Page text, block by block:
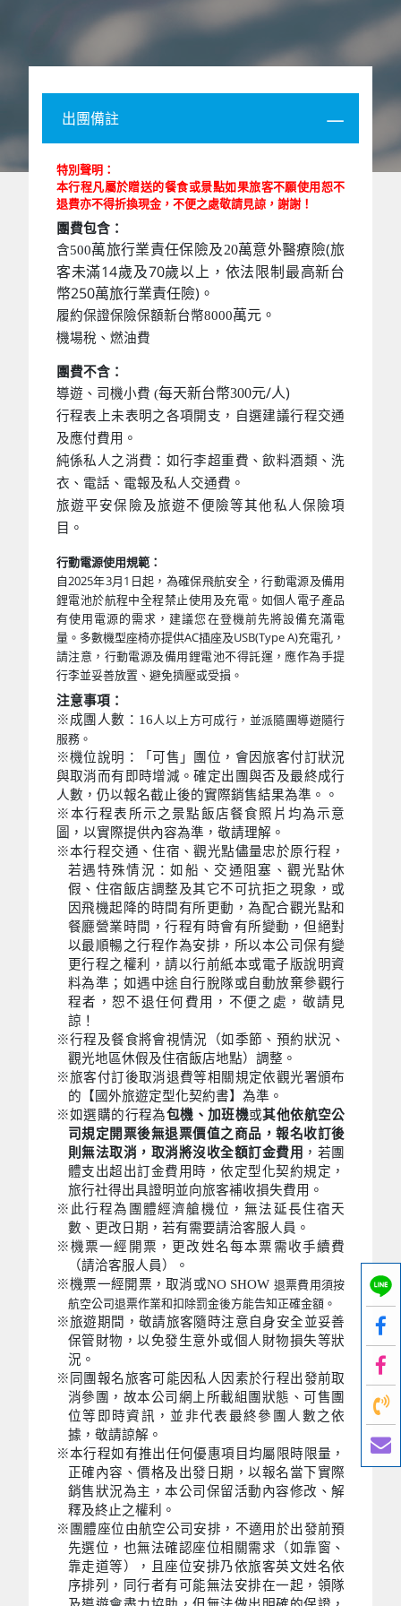
出團備註
特別聲明：
本行程凡屬於贈送的餐食或景點如果旅客不願使用恕不
退費亦不得折換現金，不便之處敬請見諒，謝謝！
團費包含：
含500萬旅行業責任保險及20萬意外醫療險(旅
客未滿14歲及70歲以上，依法限制最高新台
幣250萬旅行業責任險)。
履約保證保險保額新台幣8000萬元。
機場稅、燃油費
團費不含：
導遊、司機小費 (每天新台幣300元/人)
行程表上未表明之各項開支，自選建議行程交通
及應付費用。
純係私人之消費：如行李超重費、飲料酒類、洗
衣、電話、電報及私人交通費。
旅遊平安保險及旅遊不便險等其他私人保險項
目。
行動電源使用規範：
自2025年3月1日起，為確保飛航安全，行動電源及備用
鋰電池於航程中全程禁止使用及充電。如個人電子產品
有使用電源的需求，建議您在登機前先將設備充滿電
量。多數機型座椅亦提供AC插座及USB(Type A)充電孔，
請注意，行動電源及備用鋰電池不得託運，應作為手提
行李並妥善放置、避免擠壓或受損。
注意事項：
※成團人數：16 人以上方可成行，並派隨團導遊隨行
服務。
※機位說明：「可售」團位，會因旅客付訂狀況
與取消而有即時增減。確定出團與否及最終成行
人數，仍以報名截止後的實際銷售結果為準。。
※本行程表所示之景點飯店餐食照片均為示意
圖，以實際提供內容為準，敬請理解。
※本行程交通、住宿、觀光點儘量忠於原行程，
若遇特殊情況：如船、交通阻塞、觀光點休
假、住宿飯店調整及其它不可抗拒之現象，或
因飛機起降的時間有所更動，為配合觀光點和
餐廳營業時間，行程有時會有所變動，但絕對
以最順暢之行程作為安排，所以本公司保有變
更行程之權利，請以行前紙本或電子版說明資
料為準；如遇中途自行脫隊或自動放棄參觀行
程者，恕不退任何費用，不便之處，敬請見
諒！
※行程及餐食將會視情況（如季節、預約狀況、
觀光地區休假及住宿飯店地點）調整。
※旅客付訂後取消退費等相關規定依觀光署頒布
的【國外旅遊定型化契約書】為準。
※如選購的行程為包機、加班機或其他依航空公
司規定開票後無退票價值之商品，報名收訂後
則無法取消，取消將沒收全額訂金費用 ，若團
體支出超出訂金費用時，依定型化契約規定，
旅行社得出具證明並向旅客補收損失費用。
※此行程為團體經濟艙機位，無法延長住宿天
數、更改日期，若有需要請洽客服人員。
※機票一經開票，更改姓名每本票需收手續費
（請洽客服人員）。
※機票一經開票，取消或NO SHOW 退票費用須按
航空公司退票作業和扣除罰金後方能告知正確金額。
※旅遊期間，敬請旅客隨時注意自身安全並妥善
保管財物，以免發生意外或個人財物損失等狀
況。
※同團報名旅客可能因私人因素於行程出發前取
消參團，故本公司網上所載組團狀態、可售團
位等即時資訊，並非代表最終參團人數之依
據，敬請諒解。
※本行程如有推出任何優惠項目均屬限時限量，
正確內容、價格及出發日期，以報名當下實際
銷售狀況為主，本公司保留活動內容修改、解
釋及終止之權利。
※團體座位由航空公司安排，不適用於出發前預
先選位，也無法確認座位相關需求（如靠窗、
靠走道等），且座位安排乃依旅客英文姓名依
序排列，同行者有可能無法安排在一起，領隊